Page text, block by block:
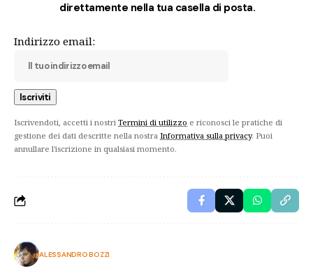
direttamente nella tua casella di posta.
Indirizzo email:
Iscrivendoti, accetti i nostri Termini di utilizzo e riconosci le pratiche di
gestione dei dati descritte nella nostra Informativa sulla privacy. Puoi
annullare l'iscrizione in qualsiasi momento.
ALESSANDRO BOZZI